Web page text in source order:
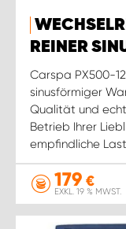
REINER
Carspa PX500-
sinusförmiger
Qualität und
Betrieb Ihrer
empfindliche
179 €
EXKL. 19 % MWST.